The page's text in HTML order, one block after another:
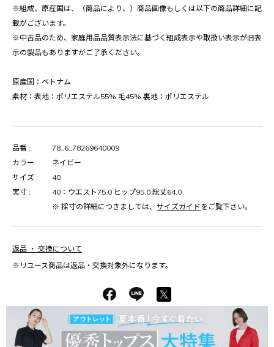
※組成、原産国は、（商品により、）商品画像もしくは以下の商品詳細に記
載がございます。
※中古品のため、家庭用品品質表示法に基づく組成表示や取扱い表示が旧表
示の製品もありますがご了承ください。
原産国：ベトナム
素材：表地：ポリエステル55% 毛45% 裏地：ポリエステル
品番 :
78_6_78269640009
カラー :
ネイビー
サイズ :
40
実寸 :
40：ウエスト75.0 ヒップ95.0 総丈64.0
※ 採寸の詳細につきましては、 サイズガイドをご覧下さい。
返品 ・ 交換について
※リユース商品は返品・交換対象外になります。